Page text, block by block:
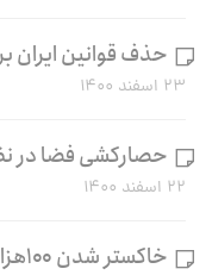
حذف قوانین ایران
۲۳ اسفند ۱۴۰۰
حصارکشی فضا در
۲۲ اسفند ۱۴۰۰
خاکستر شدن ۱۰۰هزار هکتار جنگل و مرتع طی ۵ سال